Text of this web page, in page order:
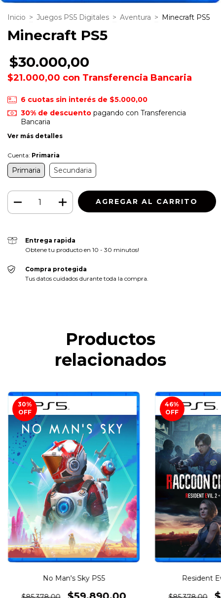
Inicio > Juegos PS5 Digitales > Aventura > Minecraft PS5
Minecraft PS5
$30.000,00
$21.000,00 con Transferencia Bancaria
6 cuotas sin interés de $5.000,00
30% de descuentopagando con Transferencia
Bancaria
Ver más detalles
Cuenta: Primaria
Primaria Secundaria
Entrega rapida
Obtene tu producto en 10 - 30 minutos!
Compra protegida
Tus datos cuidados durante toda la compra.
Productos
relacionados
30%
OFF
No Man's Sky PS5
46%
OFF
Resident